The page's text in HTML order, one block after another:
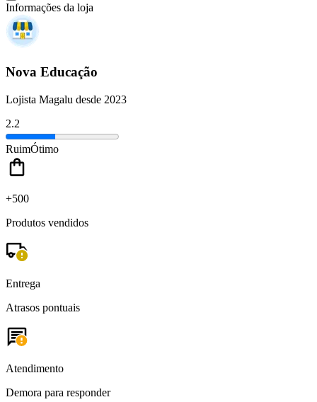
Informações da loja
Nova Educação
Lojista Magalu desde 2023
2.2
RuimÓtimo
+500
Produtos vendidos
Entrega
Atrasos pontuais
Atendimento
Demora para responder